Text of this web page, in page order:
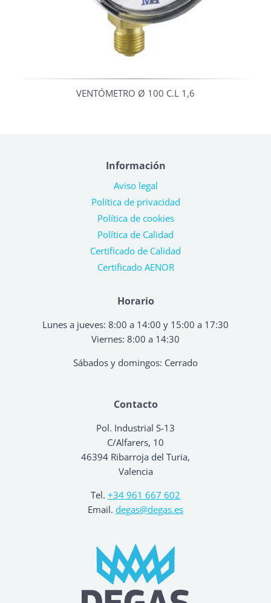
VENTÓMETRO Ø 100 C.L 1,6
Contacto
Pol. Industrial S-13
C/Alfarers, 10
46394 Ribarroja del Turia,
Valencia
Tel. +34 961 667 602
Email. degas@degas.es
Horario
Lunes a jueves: 8:00 a 14:00 y 15:00 a 17:30
Viernes: 8:00 a 14:30
Sábados y domingos: Cerrado
Información
Aviso legal
Política de privacidad
Política de cookies
Política de Calidad
Certificado de Calidad
Certificado AENOR